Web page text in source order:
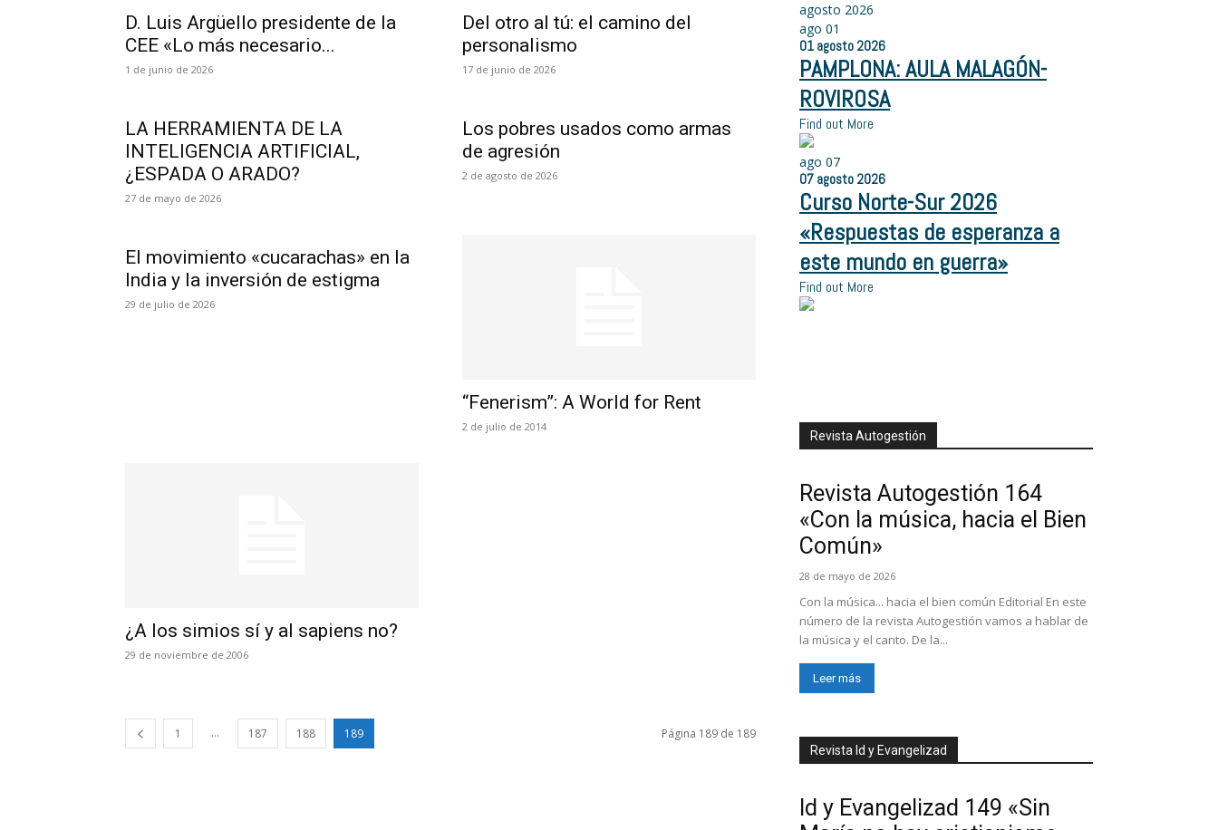
D. Luis Argüello presidente de la
CEE «Lo más necesario...
1 de junio de 2026
Del otro al tú: el camino del
personalismo
17 de junio de 2026
LA HERRAMIENTA DE LA
INTELIGENCIA ARTIFICIAL,
¿ESPADA O ARADO?
27 de mayo de 2026
Los pobres usados como armas
de agresión
2 de agosto de 2026
El movimiento «cucarachas» en la
India y la inversión de estigma
29 de julio de 2026
“Fenerism”: A World for Rent
2 de julio de 2014
¿A los simios sí y al sapiens no?
29 de noviembre de 2006
1 ... 187 188 189 Página 189 de 189
agosto 2026
ago 01
01 agosto 2026
PAMPLONA: AULA MALAGÓN-
ROVIROSA
Find out More
ago 07
07 agosto 2026
Curso Norte-Sur 2026
«Respuestas de esperanza a
este mundo en guerra»
Find out More
Revista Autogestión
Revista Autogestión 164
«Con la música, hacia el Bien
Común»
28 de mayo de 2026
Con la música... hacia el bien común Editorial En este
número de la revista Autogestión vamos a hablar de
la música y el canto. De la...
Leer más
Revista Id y Evangelizad
Id y Evangelizad 149 «Sin